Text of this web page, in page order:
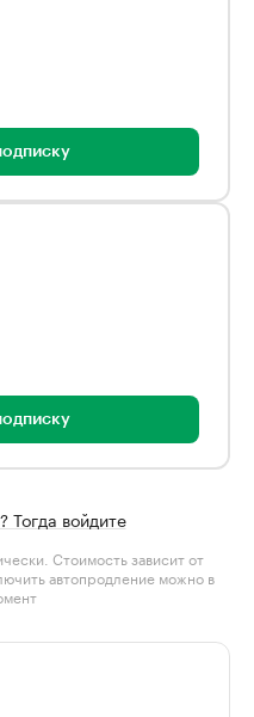
Тогда войдите
Стоимость зависит от
автопродление можно в